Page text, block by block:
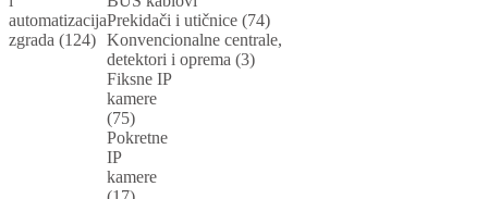
automatizacija
zgrada (124)
Prekidači i utičnice (74)
Konvencionalne centrale,
detektori i oprema (3)
Fiksne IP
kamere
(75)
Pokretne
IP
kamere